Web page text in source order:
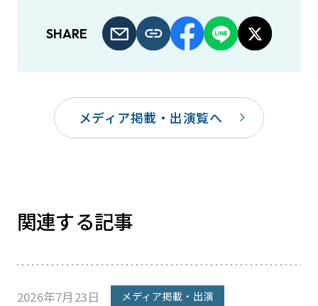
SHARE
メディア掲載・出演覧へ
関連する記事
2026年7月23日 メディア掲載・出演